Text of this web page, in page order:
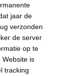
jaar de
verzonden
de server
op te
Website is
tracking